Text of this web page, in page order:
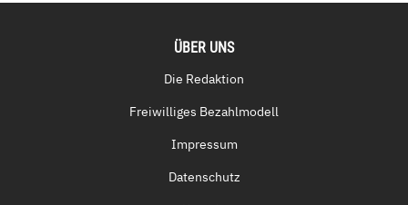
ÜBER UNS
Die Redaktion
Freiwilliges Bezahlmodell
Impressum
Datenschutz